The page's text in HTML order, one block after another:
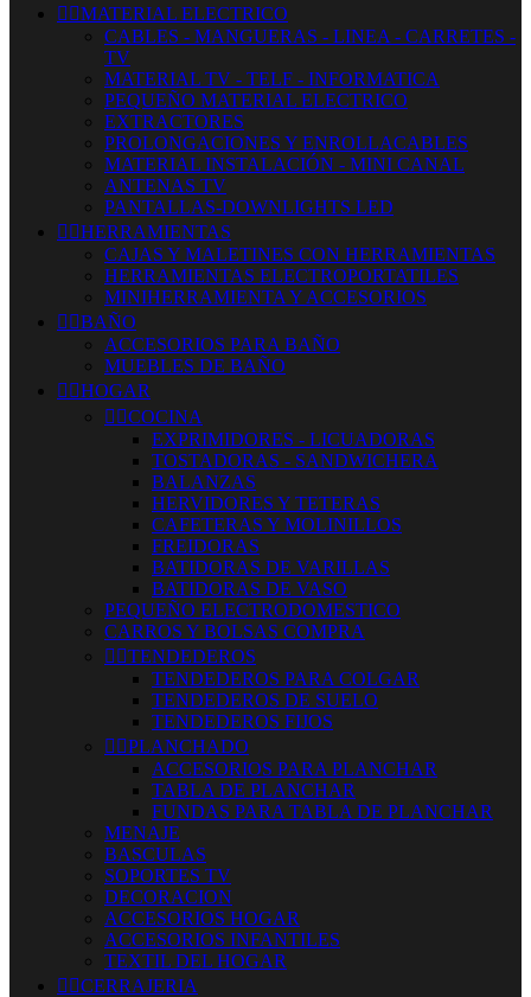
 MATERIAL ELECTRICO
CABLES - MANGUERAS - LINEA - CARRETES -
TV
MATERIAL TV - TELF - INFORMATICA
PEQUEÑO MATERIAL ELECTRICO
EXTRACTORES
PROLONGACIONES Y ENROLLACABLES
MATERIAL INSTALACIÓN - MINI CANAL
ANTENAS TV
PANTALLAS-DOWNLIGHTS LED
 HERRAMIENTAS
CAJAS Y MALETINES CON HERRAMIENTAS
HERRAMIENTAS ELECTROPORTATILES
MINIHERRAMIENTA Y ACCESORIOS
 BAÑO
ACCESORIOS PARA BAÑO
MUEBLES DE BAÑO
 HOGAR
 COCINA
EXPRIMIDORES - LICUADORAS
TOSTADORAS - SANDWICHERA
BALANZAS
HERVIDORES Y TETERAS
CAFETERAS Y MOLINILLOS
FREIDORAS
BATIDORAS DE VARILLAS
BATIDORAS DE VASO
PEQUEÑO ELECTRODOMESTICO
CARROS Y BOLSAS COMPRA
 TENDEDEROS
TENDEDEROS PARA COLGAR
TENDEDEROS DE SUELO
TENDEDEROS FIJOS
 PLANCHADO
ACCESORIOS PARA PLANCHAR
TABLA DE PLANCHAR
FUNDAS PARA TABLA DE PLANCHAR
MENAJE
BASCULAS
SOPORTES TV
DECORACION
ACCESORIOS HOGAR
ACCESORIOS INFANTILES
TEXTIL DEL HOGAR
 CERRAJERIA